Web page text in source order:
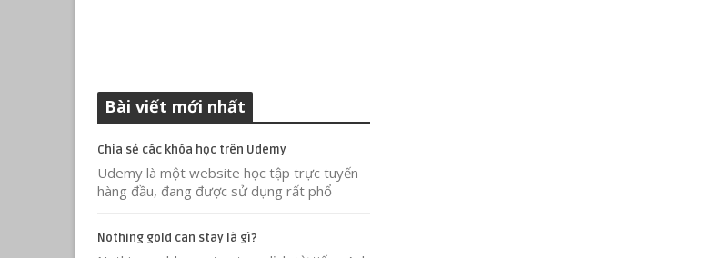
Bài viết mới nhất
Chia sẻ các khóa học trên Udemy
Udemy là một website học tập trực tuyến
hàng đầu, đang được sử dụng rất phổ
Nothing gold can stay là gì?